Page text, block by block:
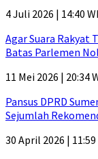
4 Juli 2026 | 14:40
Agar Suara Rakyat
Batas Parlemen
11 Mei 2026 | 20:34
Pansus DPRD
Sejumlah
30 April 2026 | 11:59